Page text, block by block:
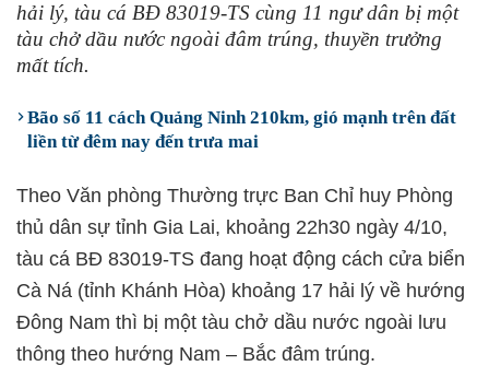
hải lý, tàu cá BĐ 83019-TS cùng 11 ngư dân bị một
tàu chở dầu nước ngoài đâm trúng, thuyền trưởng
mất tích.
Bão số 11 cách Quảng Ninh 210km, gió mạnh trên đất
liền từ đêm nay đến trưa mai
Theo Văn phòng Thường trực Ban Chỉ huy Phòng
thủ dân sự tỉnh Gia Lai, khoảng 22h30 ngày 4/10,
tàu cá BĐ 83019-TS đang hoạt động cách cửa biển
Cà Ná (tỉnh Khánh Hòa) khoảng 17 hải lý về hướng
Đông Nam thì bị một tàu chở dầu nước ngoài lưu
thông theo hướng Nam – Bắc đâm trúng.